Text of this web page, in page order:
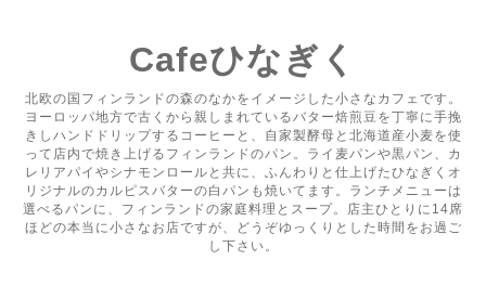
Cafeひなぎく
北欧の国フィンランドの森のなかをイメージした小さなカフェです。
ヨーロッパ地方で古くから親しまれているバター焙煎豆を丁寧に手挽
きしハンドドリップするコーヒーと、自家製酵母と北海道産小麦を使
って店内で焼き上げるフィンランドのパン。ライ麦パンや黒パン、カ
レリアパイやシナモンロールと共に、ふんわりと仕上げたひなぎくオ
リジナルのカルピスバターの白パンも焼いてます。ランチメニューは
選べるパンに、フィンランドの家庭料理とスープ。店主ひとりに14席
ほどの本当に小さなお店ですが、どうぞゆっくりとした時間をお過ご
し下さい。